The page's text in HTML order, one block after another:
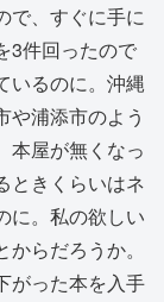
で、すぐに手に
3件回ったので
いるのに。沖縄
や浦添市のよう
本屋が無くなっ
ときくらいはネ
に。私の欲しい
らだろうか。
がった本を入手